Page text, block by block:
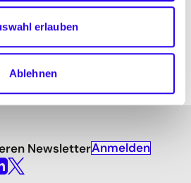
erlauben
Ablehnen
NewsletterAnmelden
X